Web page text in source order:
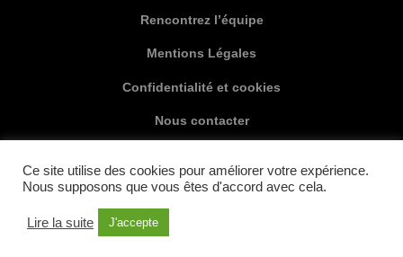
Rencontrez l’équipe
Mentions Légales
Confidentialité et cookies
Nous contacter
Ce site utilise des cookies pour améliorer votre expérience.
Nous supposons que vous êtes d'accord avec cela.
Lire la suite J'accepte